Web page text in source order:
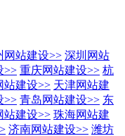
网站建设>> 深圳网站
>> 重庆网站建设>> 杭
站建设>> 天津网站建
>> 青岛网站建设>> 东
站建设>> 珠海网站建
济南网站建设>> 潍坊